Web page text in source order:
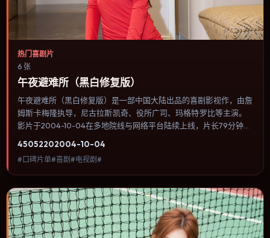
热门喜剧片
6 张
午夜避难所（黑白修复版）
午夜避难所（黑白修复版）是一部中国大陆出品的喜剧影视作，由詹
姆斯·卡梅隆执导，尼古拉斯·凯奇、役所广司、玛格特·罗比等主演。
影片于2004-10-04在多地院线与网络平台陆续上线，片长79分钟，
焦人物选择与情节推进，节奏与视听语言统一，可作为休闲观影或类
型片补片的选择。
45052202004-10-04
#口碑片单#喜剧#电视剧#